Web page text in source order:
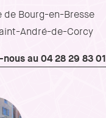
de Bourg-en-Bresse
André-de-Corcy
au 04 28 29 83 01